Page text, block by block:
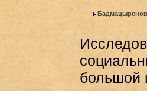
большой